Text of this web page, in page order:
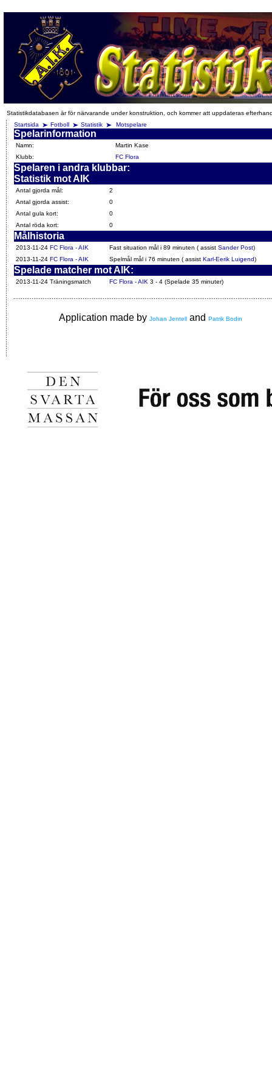
Statistikdatabasen är för närvarande under konstruktion, och kommer att uppdateras
Startsida
Fotboll Statistik Motspelare
Spelarinformation
Namn:
Martin Kase
Klubb:
FC Flora
Spelaren i andra klubbar:
Statistik mot AIK
Antal gjorda mål:
2
Antal gjorda assist:
0
Antal gula kort:
0
Antal röda kort:
0
Målhistoria
2013-11-24 FC Flora - AIK Fast situation mål i 89 minuten ( assist Sander Post)
2013-11-24 FC Flora - AIK Spelmål mål i 76 minuten ( assist Karl-Eerik Luigend)
Spelade matcher mot AIK:
2013-11-24 Träningsmatch FC Flora - AIK 3 - 4 (Spelade 35 minuter)
Application made by Johan Jentell and Patrik Bodin